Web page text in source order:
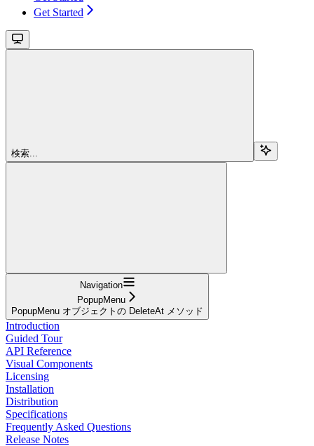
Get Started
検索...
Navigation
PopupMenu
PopupMenu オブジェクトの DeleteAt メソッド
Introduction
Guided Tour
API Reference
Visual Components
Licensing
Installation
Distribution
Specifications
Frequently Asked Questions
Release Notes